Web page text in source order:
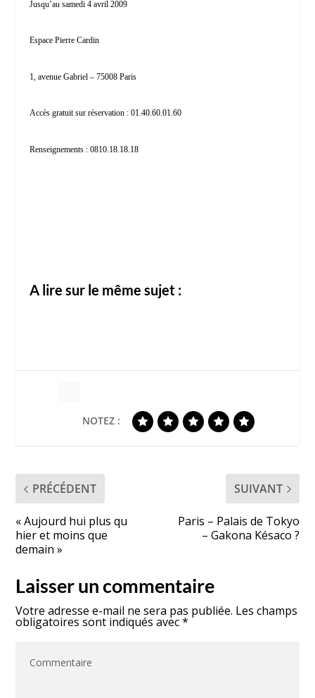
Jusqu’au samedi 4 avril 2009
Espace Pierre Cardin
1, avenue Gabriel – 75008 Paris
Accès gratuit sur réservation : 01.40.60.01.60
Renseignements : 0810.18.18.18
A lire sur le même sujet :
NOTEZ :
PRÉCÉDENT
« Aujourd hui plus qu
hier et moins que
demain »
SUIVANT
Paris – Palais de Tokyo
– Gakona Késaco ?
Laisser un commentaire
Votre adresse e-mail ne sera pas publiée. Les champs
obligatoires sont indiqués avec*